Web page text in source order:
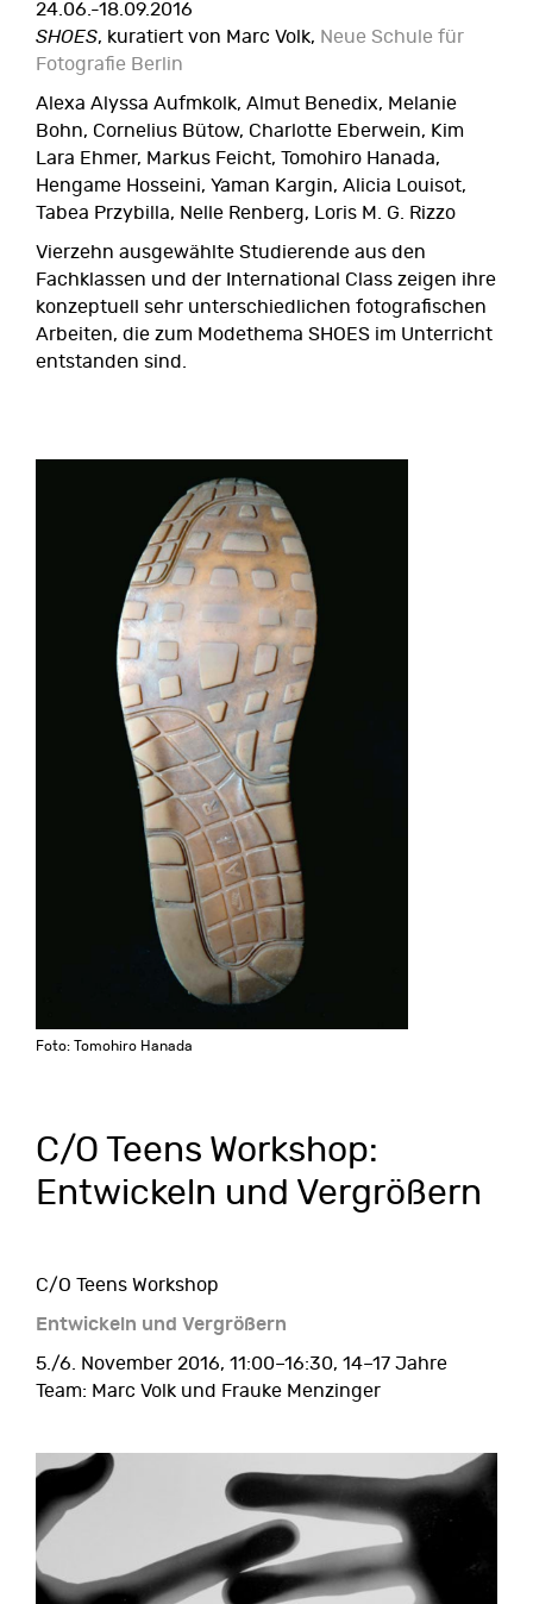
24.06.-18.09.2016
SHOES, kuratiert von Marc Volk, Neue Schule für
Fotografie Berlin
Alexa Alyssa Aufmkolk, Almut Benedix, Melanie
Bohn, Cornelius Bütow, Charlotte Eberwein, Kim
Lara Ehmer, Markus Feicht, Tomohiro Hanada,
Hengame Hosseini, Yaman Kargin, Alicia Louisot,
Tabea Przybilla, Nelle Renberg, Loris M. G. Rizzo
Vierzehn ausgewählte Studierende aus den
Fachklassen und der International Class zeigen ihre
konzeptuell sehr unterschiedlichen fotografischen
Arbeiten, die zum Modethema SHOES im Unterricht
entstanden sind.
Foto: Tomohiro Hanada
C/O Teens Workshop:
Entwickeln und Vergrößern
C/O Teens Workshop
Entwickeln und Vergrößern
5./6. November 2016, 11:00–16:30, 14–17 Jahre
Team: Marc Volk und Frauke Menzinger